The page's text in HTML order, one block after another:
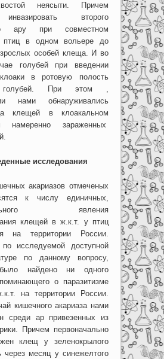
неясыти. Причем
второго
ару при совместном
птиц в одном вольере до
особей клеща. И во
голубей при введении
в ротовую полость
голубей. При этом ,
нами обнаруживались
клещей в клоакальном
намеренно зараженных
исследования
акариазов отмеченых
к числу единичных,
явления
клещей в ж.к.т. у птиц
на территории России.
исследуемой доступной
по данному вопросу,
найдено ни одного
о паразитизме
на территории России.
кишечного акариаза нами
среди ар привезенных из
Причем первоначально
клещ у зеленокрылого
месяц у синежелтого